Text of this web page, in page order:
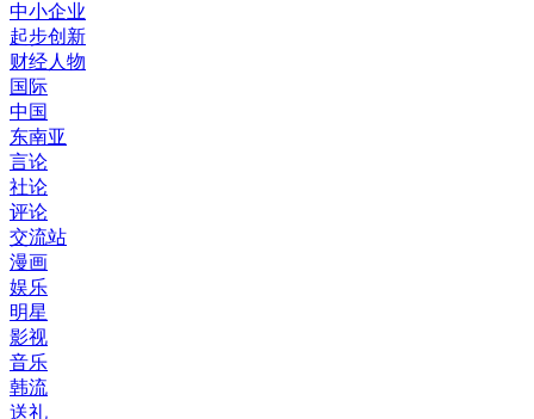
中小企业
起步创新
财经人物
国际
中国
东南亚
言论
社论
评论
交流站
漫画
娱乐
明星
影视
音乐
韩流
送礼